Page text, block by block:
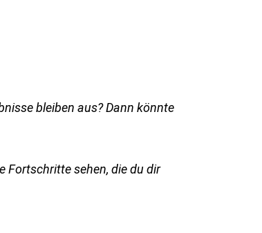
bleiben aus? Dann könnte
Fortschritte sehen, die du dir